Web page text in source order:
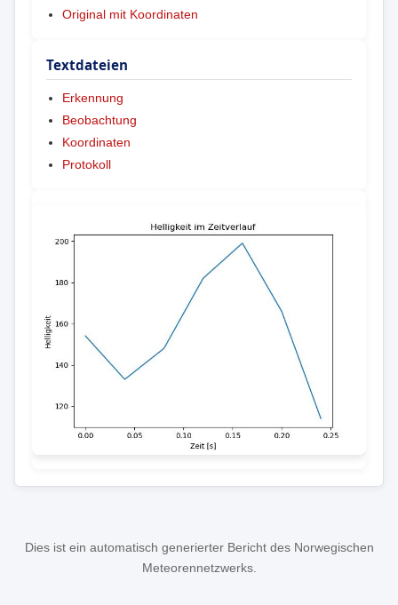
Original mit Koordinaten
Textdateien
Erkennung
Beobachtung
Koordinaten
Protokoll
Dies ist ein automatisch generierter Bericht des Norwegischen
Meteorennetzwerks.